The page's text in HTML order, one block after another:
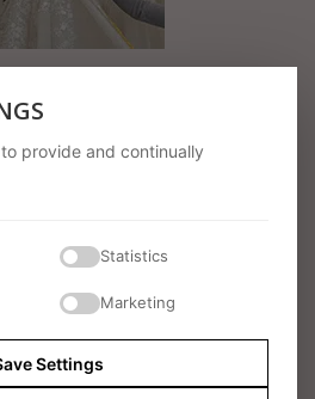
Ufton Court）春日婚禮 香港新娘
provide and continually
Statistics
Marketing
Settings